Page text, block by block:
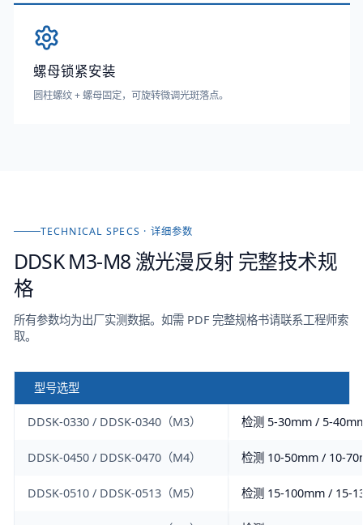
螺母锁紧安装
圆柱螺纹 + 螺母固定，可旋转微调光斑落点。
TECHNICAL SPECS · 详细参数
DDSK M3-M8 激光漫反射 完整技术规
格
所有参数均为出厂实测数据。如需 PDF 完整规格书请联系工程师索
取。
型号选型
DDSK-0330 / DDSK-0340（M3） 检测 5-30mm / 5-
DDSK-0450 / DDSK-0470（M4） 检测 10-50mm / 10-
DDSK-0510 / DDSK-0513（M5） 检测 15-100mm / 15-